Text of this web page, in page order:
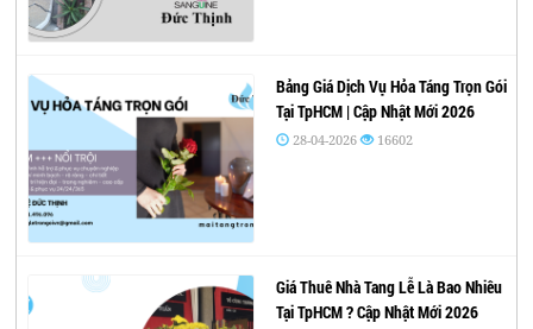
Bảng Giá Dịch Vụ Hỏa Táng Trọn Gói
Tại TpHCM | Cập Nhật Mới 2026
28-04-2026 16602
Giá Thuê Nhà Tang Lễ Là Bao Nhiêu
Tại TpHCM ? Cập Nhật Mới 2026